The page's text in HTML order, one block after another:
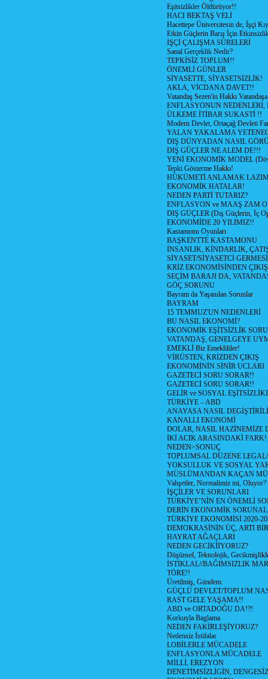
Eşitsizlikler Öldürüyor!!
HACI BEKTAŞ VELİ
Hacettepe Üniversitesin de, İşçi
Etkin Güçlerin Barış İçin
İŞÇİ ÇALIŞMA SÜRELERİ
Sanal Gerçeklik Nedir?
TEPKİSİZ TOPLUM!!
ÖNEMLİ GÜNLER
SİYASETTE, SİYASETSİZLİK!
AKLA, VİCDANA DAVET!!
Vatandaş Sezen'in Hakkı
ENFLASYONUN NEDENLERİ,
ÜLKEME İTİBAR SUKASTİ !!
Modern Devlet, Ortaçağ Devleti
YALAN YAKALAMA
DIŞ DÜNYADAN NASIL
DIŞ GÜÇLER NE ALEM DE!!!
YENİ EKONOMİK MODEL
Tepki Gösterme Hakkı!
HÜKÜMETİ ANLAMAK
EKONOMİK HATALAR!
NEDEN PARTİ TUTARIZ?
ENFLASYON ve MAAŞ ZAM
DIŞ GÜÇLER (Dış Güçlerin, İç
EKONOMİDE 20 YILIMIZ!!
Kastamonu Oyunları
BAŞKENTTE KASTAMONU
İNSANLIK, KİNDARLIK,
SİYASET/SİYASETCİ
KRİZ EKONOMİSİNDEN ÇIKIŞ
SEÇİM BARAJI DA,
GÖÇ SORUNU
Bayram da Yaşanılan Sorunlar
BAYRAM
15 TEMMUZ'UN NEDENLERİ
BU NASIL EKONOMİ?
EKONOMİK EŞİTSİZLİK
VATANDAŞ, GENELGEYE
EMEKLİ Biz Emeklililer!
VİRÜSTEN, KRİZDEN ÇIKIŞ
EKONOMİNİN SİNİR UCLARI
GAZETECİ SORU SORAR!!
GAZETECİ SORU SORAR!!
GELİR ve SOSYAL
TÜRKİYE – ABD
ANAYASA NASIL
KANALLI EKONOMİ
DOLAR, NASIL HAZİNEMİZE
İKİ ACIK ARASINDAKİ FARK!
NEDEN>SONUÇ
TOPLUMSAL DÜZENE
YOKSULLUK VE SOSYAL
MÜSLÜMANDAN KAÇAN
Vahşetler, Normalimiz mi, Oluyor?
İŞÇİLER VE SORUNLARI
TÜRKİYE’NİN EN ÖNEMLİ
DERİN EKONOMİK
TÜRKİYE EKONOMİSİ 2020-
DEMOKRASİNİN ÜÇ, ARTI
HAYRAT AĞAÇLARI
NEDEN GECİKİİYORUZ?
Düşünsel, Teknolojik,
İSTİKLAL//BAĞIMSIZLIK
TÖRE!!
Üretilmiş, Gündem
GÜÇLÜ DEVLET/TOPLUM
RAST GELE YAŞAMA!!
ABD ve ORTADOĞU DA!?!
Korkuyla Baglama
NEDEN FAKİRLEŞİYORUZ?
Nedensiz İstifalar
LOBİLERLE MÜCADELE
ENFLASYONLA MÜCADELE
MİLLİ, EREZYON
DENETİMSİZLİGİN,